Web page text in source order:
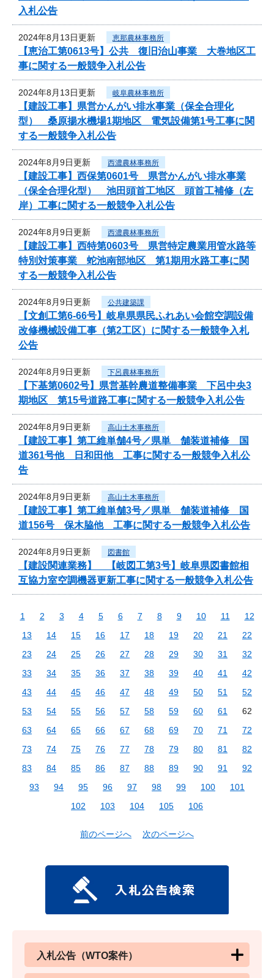
入札公告
2024年8月13日更新 恵那農林事務所
【恵治工第0613号】公共 復旧治山事業 大巻地区工
事に関する一般競争入札公告
2024年8月13日更新 岐阜農林事務所
【建設工事】県営かんがい排水事業（保全合理化
型） 桑原揚水機場1期地区 電気設備第1号工事に関
する一般競争入札公告
2024年8月9日更新 西濃農林事務所
【建設工事】西保第0601号 県営かんがい排水事業
（保全合理化型） 池田頭首工地区 頭首工補修（左
岸）工事に関する一般競争入札公告
2024年8月9日更新 西濃農林事務所
【建設工事】西特第0603号 県営特定農業用管水路等
特別対策事業 蛇池南部地区 第1期用水路工事に関
する一般競争入札公告
2024年8月9日更新 公共建築課
【文創工第6-66号】岐阜県県民ふれあい会館空調設備
改修機械設備工事（第2工区）に関する一般競争入札
公告
2024年8月9日更新 下呂農林事務所
【下基第0602号】県営基幹農道整備事業 下呂中央3
期地区 第15号道路工事に関する一般競争入札公告
2024年8月9日更新 高山土木事務所
【建設工事】第工維単舗4号／県単 舗装道補修 国
道361号他 日和田他 工事に関する一般競争入札公
告
2024年8月9日更新 高山土木事務所
【建設工事】第工維単舗3号／県単 舗装道補修 国
道156号 保木脇他 工事に関する一般競争入札公告
2024年8月9日更新 図書館
【建設関連業務】 【岐図工第3号】岐阜県図書館相
互協力室空調機器更新工事に関する一般競争入札公告
1 2 3 4 5 6 7 8 9 10 11
12
13
14 15 16 17 18 19 20 21
22
23
24 25 26 27 28 29 30 31
32
33
34 35 36 37 38 39 40 41
42
43
44 45 46 47 48 49 50 51
52
53
54 55 56 57 58 59 60 61
62
63
64 65 66 67 68 69 70 71
72
73
74 75 76 77 78 79 80 81
82
83
84 85 86 87 88 89 90 91
92
93
94 95 96 97 98 99 100
101
102
103 104 105 106
前のページへ 次のページへ
入札公告（WTO案件）